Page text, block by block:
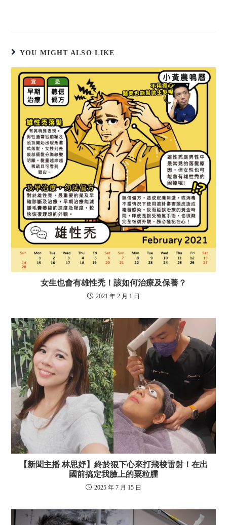
YOU MIGHT ALSO LIKE
女生也會有雄性禿！該如何治療及保養？
2021 年 2 月 1 日
【新聞主播 林思妤】終於狠下心來打飛梭雷射！在出
國前搞定我臉上的粟粒腫
2025 年 7 月 15 日